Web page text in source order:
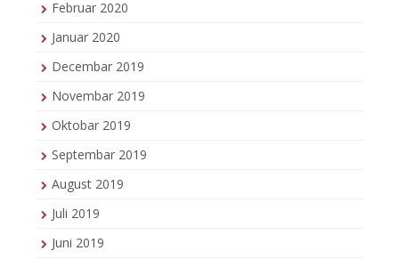
Februar 2020
Januar 2020
Decembar 2019
Novembar 2019
Oktobar 2019
Septembar 2019
August 2019
Juli 2019
Juni 2019